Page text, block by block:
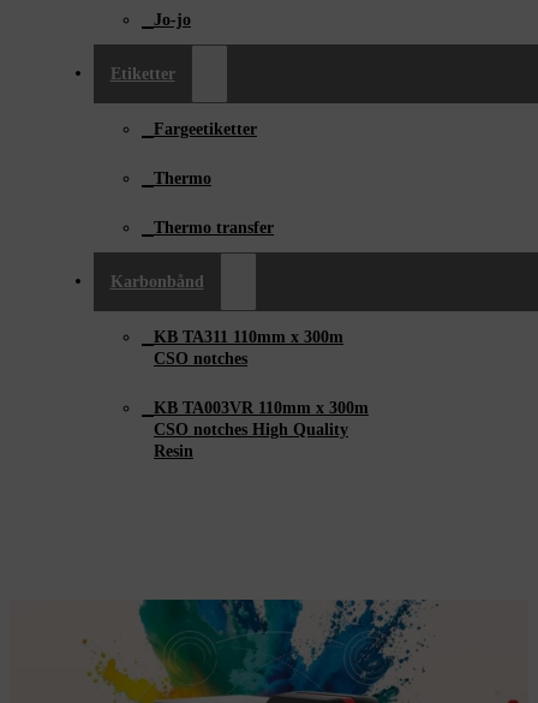
Jo-jo
Etiketter
Fargeetiketter
Thermo
Thermo transfer
Karbonbånd
KB TA311 110mm x ­300m
CSO notches
KB TA003VR 110mm x 300m
CSO notches High Quality
Resin